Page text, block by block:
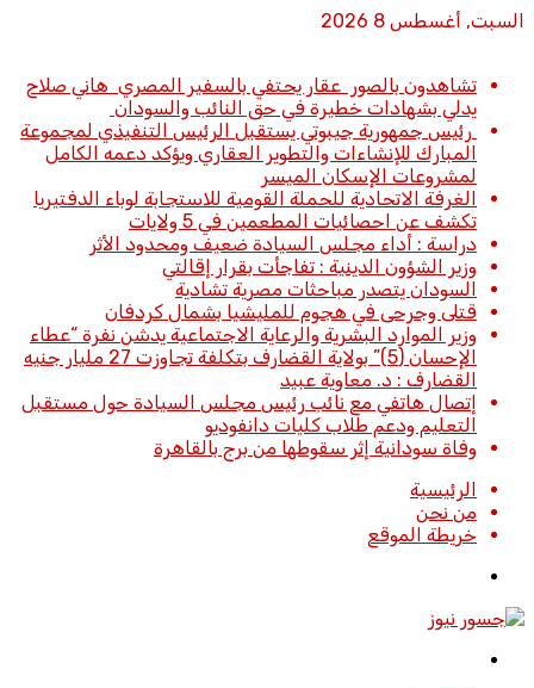
السبت, أغسطس 8 2026
تشاهدون بالصور عقار يحتفي بالسفير المصري هاني صلاح
يدلي بشهادات خطيرة في حق النائب والسودان
رئيس جمهورية جيبوتي يستقبل الرئيس التنفيذي لمجموعة
المبارك للإنشاءات والتطوير العقاري ويؤكد دعمه الكامل
لمشروعات الإسكان الميسر
الغرفة الاتحادية للحملة القومية للاستجابة لوباء الدفتيريا
تكشف عن احصائيات المطعمين في 5 ولايات
دراسة : أداء مجلس السيادة ضعيف ومحدود الأثر
وزير الشؤون الدينية : تفاجأت بقرار إقالتي
السودان يتصدر مباحثات مصرية تشادية
قتلى وجرحى في هجوم للمليشيا بشمال كردفان
وزير الموارد البشرية والرعاية الاجتماعية يدشن نفرة “عطاء
الإحسان (5)” بولاية القضارف بتكلفة تجاوزت 27 مليار جنيه
القضارف : د. معاوية عبيد
إتصال هاتفي مع نائب رئيس مجلس السيادة حول مستقبل
التعليم ودعم طلاب كليات دانفوديو
وفاة سودانية إثر سقوطها من برج بالقاهرة
الرئيسية
من نحن
خريطة الموقع